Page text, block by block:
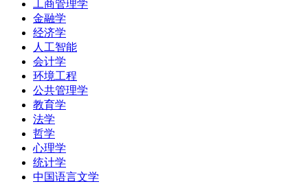
工商管理学
金融学
经济学
人工智能
会计学
环境工程
公共管理学
教育学
法学
哲学
心理学
统计学
中国语言文学